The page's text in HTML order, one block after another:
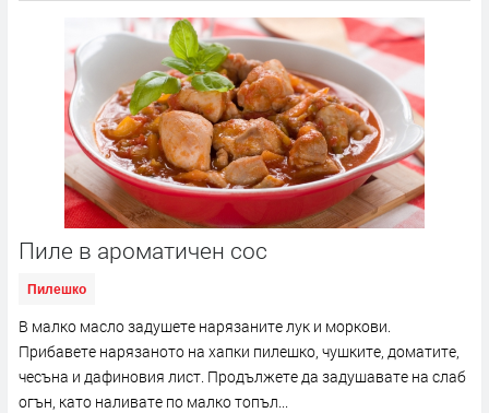
Пиле в ароматичен сос
Пилешко
В малко масло задушете нарязаните лук и моркови.
Прибавете нарязаното на хапки пилешко, чушките, доматите,
чесъна и дафиновия лист. Продължете да задушавате на слаб
огън, като наливате по малко топъл...